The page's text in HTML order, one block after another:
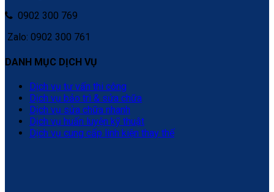
0902 300 769
Zalo: 0902 300 761
DANH MỤC DỊCH VỤ
Dịch vụ tư vấn thi công
Dịch vụ bảo trì & sửa chữa
Dịch vụ sửa chữa nhanh
Dịch vụ huấn luyện kỹ thuật
Dịch vụ cung cấp linh kiện thay thế